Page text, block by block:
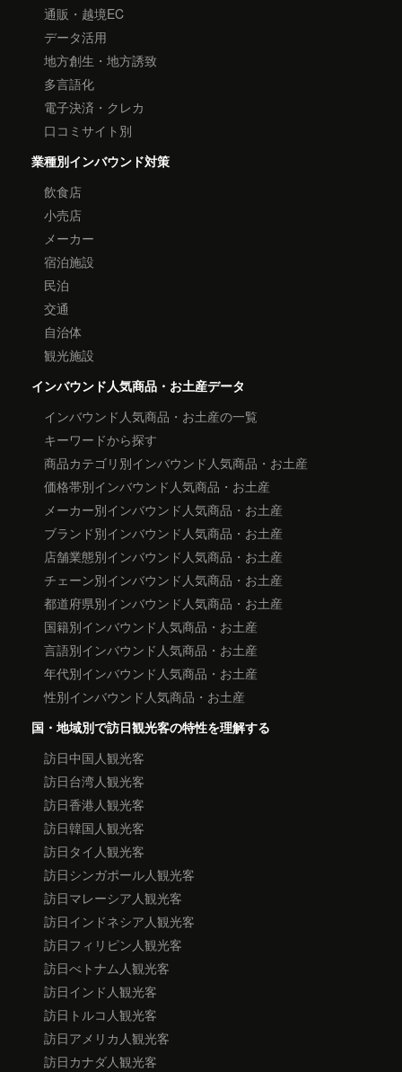
通販・越境EC
データ活用
地方創生・地方誘致
多言語化
電子決済・クレカ
口コミサイト別
業種別インバウンド対策
飲食店
小売店
メーカー
宿泊施設
民泊
交通
自治体
観光施設
インバウンド人気商品・お土産データ
インバウンド人気商品・お土産の一覧
キーワードから探す
商品カテゴリ別インバウンド人気商品・お土産
価格帯別インバウンド人気商品・お土産
メーカー別インバウンド人気商品・お土産
ブランド別インバウンド人気商品・お土産
店舗業態別インバウンド人気商品・お土産
チェーン別インバウンド人気商品・お土産
都道府県別インバウンド人気商品・お土産
国籍別インバウンド人気商品・お土産
言語別インバウンド人気商品・お土産
年代別インバウンド人気商品・お土産
性別インバウンド人気商品・お土産
国・地域別で訪日観光客の特性を理解する
訪日中国人観光客
訪日台湾人観光客
訪日香港人観光客
訪日韓国人観光客
訪日タイ人観光客
訪日シンガポール人観光客
訪日マレーシア人観光客
訪日インドネシア人観光客
訪日フィリピン人観光客
訪日べトナム人観光客
訪日インド人観光客
訪日トルコ人観光客
訪日アメリカ人観光客
訪日カナダ人観光客